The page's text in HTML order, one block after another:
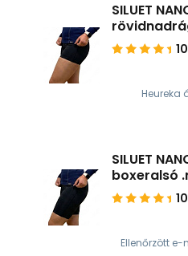
SILUET
Heureka
SILUET
boxeralsó
Ellenőrzött